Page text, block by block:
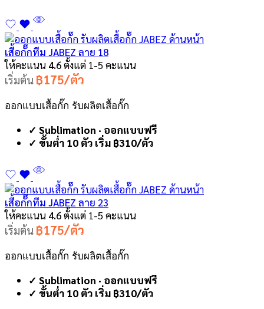
เสื้อกั๊กทีม JABEZ ลาย 18
ให้คะแนน 4.6ตั้งแต่ 1-5 คะแนน
เริ่มต้น ฿175/ตัว
ออกแบบเสื้อกั๊ก รับผลิตเสื้อกั๊ก
✓ Sublimation · ออกแบบฟรี
✓ ขั้นต่ำ 10 ตัว เริ่ม ฿310/ตัว
เสื้อกั๊กทีม JABEZ ลาย 23
ให้คะแนน 4.6ตั้งแต่ 1-5 คะแนน
เริ่มต้น ฿175/ตัว
ออกแบบเสื้อกั๊ก รับผลิตเสื้อกั๊ก
✓ Sublimation · ออกแบบฟรี
✓ ขั้นต่ำ 10 ตัว เริ่ม ฿310/ตัว